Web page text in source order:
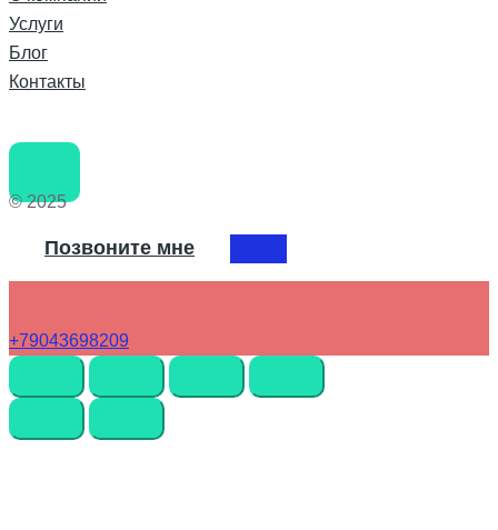
Услуги
Блог
Контакты
© 2025
Позвоните мне
+79043698209